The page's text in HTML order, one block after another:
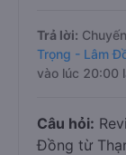
Trả lời: Chuyến
Trọng - Lâm
vào lúc 20:00
Câu hỏi:
Đồng từ